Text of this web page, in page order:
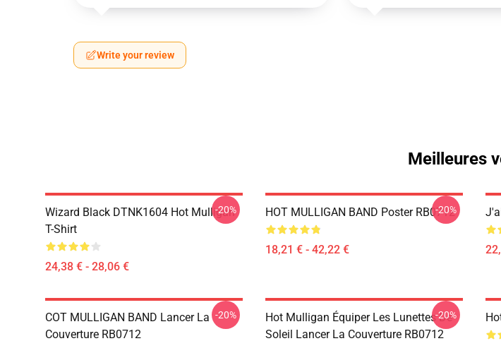
Write your review
Meilleures
Wizard Black DTNK1604 Hot Mulligan
T-Shirt
24,38 € - 28,06 €
-20% HOT MULLIGAN BAND Poster RB0712
18,21 € - 42,22 €
-20%
COT MULLIGAN BAND Lancer La
Couverture RB0712
-20%
Hot Mulligan Équiper Les Lunettes De
Soleil Lancer La Couverture RB0712
-20%